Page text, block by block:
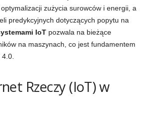
zużycia surowców i energii, a
predykcyjnych dotyczących popytu na
IoT pozwala na bieżące
na maszynach, co jest fundamentem
Rzeczy (IoT) w